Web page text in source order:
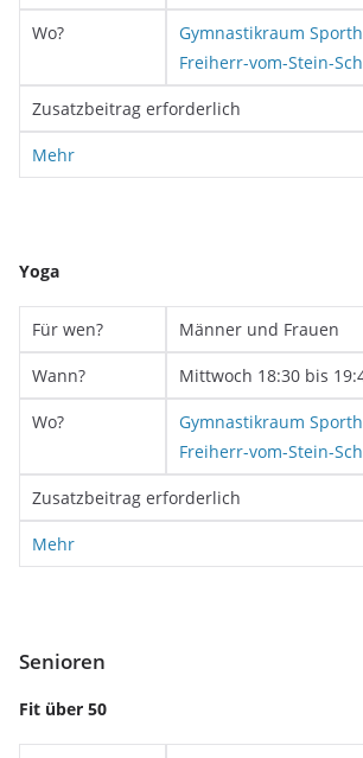
Wo?
Gymnastikraum
Freiherr-vom-Stein-
Zusatzbeitrag erforderlich
Mehr
Yoga
Für wen? Männer und Frauen
Wann? Mittwoch 18:30 bis
Wo?
Gymnastikraum
Freiherr-vom-Stein-
Zusatzbeitrag erforderlich
Mehr
Senioren
Fit über 50